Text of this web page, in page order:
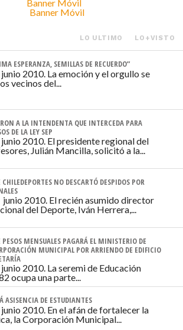
LO ULTIMO LO+VISTO
ESPERANZA, SEMILLAS DE RECUERDO”
2010. La emoción y el orgullo se
vecinos del...
A LA INTENDENTA QUE INTERCEDA PARA
DE LA LEY SEP
2010. El presidente regional del
Julián Mancilla, solicitó a la...
NO DESCARTÓ DESPIDOS POR
junio 2010. El recién asumido director
del Deporte, Iván Herrera,...
MENSUALES PAGARÁ EL MINISTERIO DE
MUNICIPAL POR ARRIENDO DE EDIFICIO
2010. La seremi de Educación
ocupa una parte...
ASISENCIA DE ESTUDIANTES
2010. En el afán de fortalecer la
la Corporación Municipal...